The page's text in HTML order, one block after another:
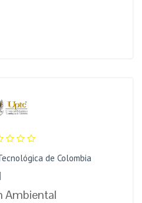
de Colombia
Ambiental